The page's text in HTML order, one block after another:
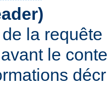
la
le